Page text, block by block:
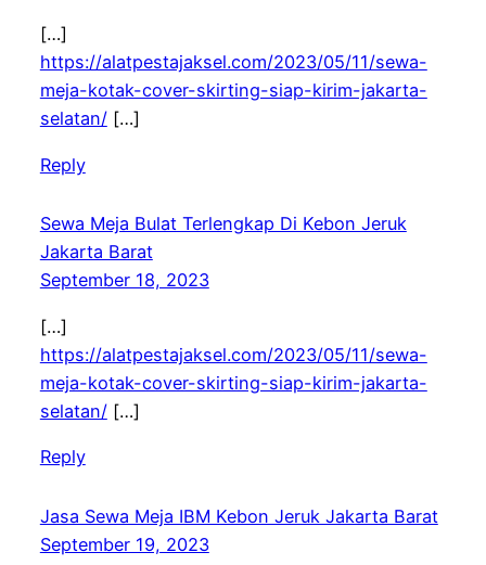
[…]
https://alatpestajaksel.com/2023/05/11/sewa-
meja-kotak-cover-skirting-siap-kirim-jakarta-
selatan/[…]
Reply
Sewa Meja Bulat Terlengkap Di Kebon Jeruk
Jakarta Barat
September 18, 2023
[…]
https://alatpestajaksel.com/2023/05/11/sewa-
meja-kotak-cover-skirting-siap-kirim-jakarta-
selatan/[…]
Reply
Jasa Sewa Meja IBM Kebon Jeruk Jakarta Barat
September 19, 2023